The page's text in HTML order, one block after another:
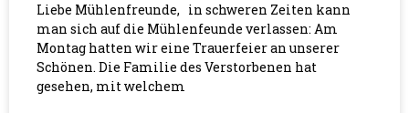
Liebe Mühlenfreunde, in schweren Zeiten kann
man sich auf die Mühlenfeunde verlassen: Am
Montag hatten wir eine Trauerfeier an unserer
Schönen. Die Familie des Verstorbenen hat
gesehen, mit welchem